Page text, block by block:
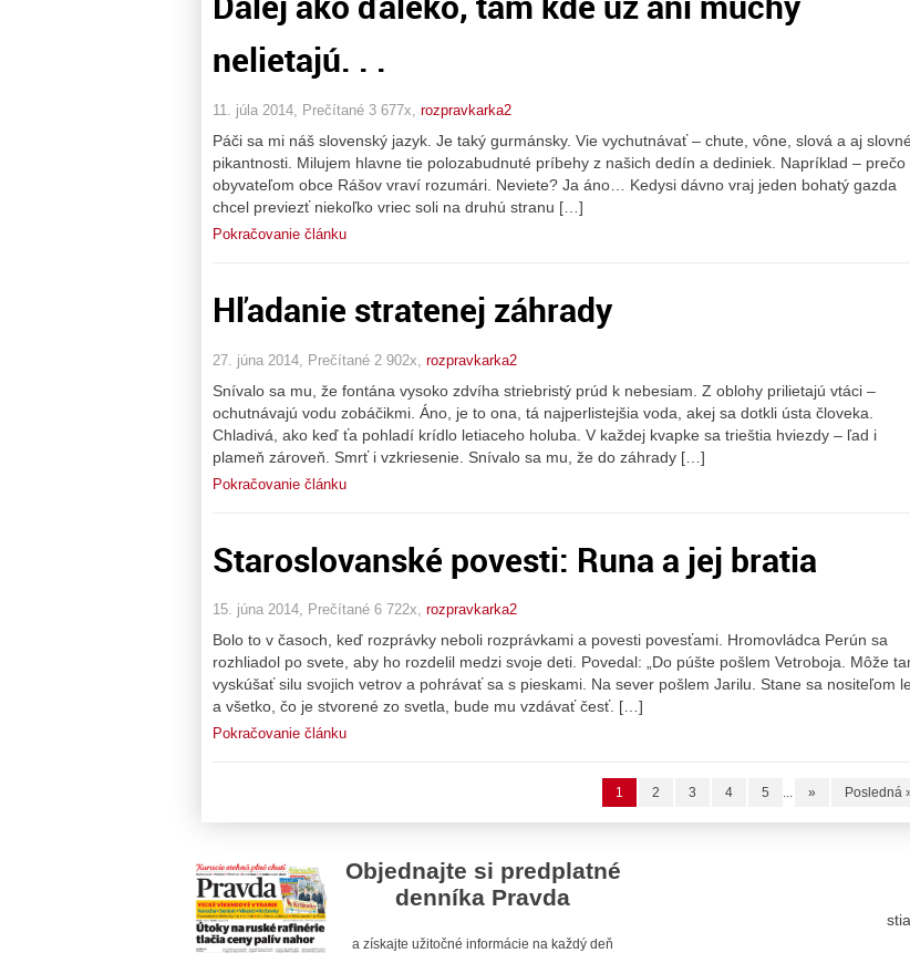
nelietajú. . .
11. júla 2014, Prečítané 3 677x, rozpravkarka2
Páči sa mi náš slovenský jazyk. Je taký gurmánsky. Vie vychutnávať – chute, vône, slová a aj slovné
pikantnosti. Milujem hlavne tie polozabudnuté príbehy z našich dedín a dediniek. Napríklad – prečo
obyvateľom obce Rášov vraví rozumári. Neviete? Ja áno… Kedysi dávno vraj jeden bohatý gazda
chcel previezť niekoľko vriec soli na druhú stranu […]
Pokračovanie článku
Hľadanie stratenej záhrady
27. júna 2014, Prečítané 2 902x, rozpravkarka2
Snívalo sa mu, že fontána vysoko zdvíha striebristý prúd k nebesiam. Z oblohy prilietajú vtáci –
ochutnávajú vodu zobáčikmi. Áno, je to ona, tá najperlistejšia voda, akej sa dotkli ústa človeka.
Chladivá, ako keď ťa pohladí krídlo letiaceho holuba. V každej kvapke sa trieštia hviezdy – ľad i
plameň zároveň. Smrť i vzkriesenie. Snívalo sa mu, že do záhrady […]
Pokračovanie článku
Staroslovanské povesti: Runa a jej bratia
15. júna 2014, Prečítané 6 722x, rozpravkarka2
Bolo to v časoch, keď rozprávky neboli rozprávkami a povesti povesťami. Hromovládca Perún sa
rozhliadol po svete, aby ho rozdelil medzi svoje deti. Povedal: „Do púšte pošlem Vetroboja. Môže
vyskúšať silu svojich vetrov a pohrávať sa s pieskami. Na sever pošlem Jarilu. Stane sa nositeľom
a všetko, čo je stvorené zo svetla, bude mu vzdávať česť. […]
Pokračovanie článku
1 2 3 4 5 ... » Posledná
Objednajte si predplatné
denníka Pravda
a získajte užitočné informácie na každý deň